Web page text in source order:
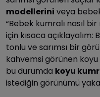
modellerini veya
“Bebek kumralı nasıl
için kısaca
tonlu ve sarımsı bir
kahvemsi görünen
bu durumda koyu
istediğin görünümü